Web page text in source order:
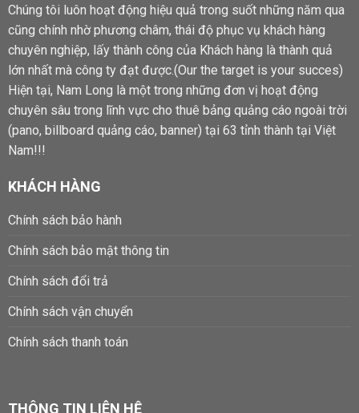
Chúng tôi luôn hoạt động hiệu quả trong suốt những năm qua
cũng chính nhờ phương châm, thái độ phục vụ khách hàng
chuyên nghiệp, lấy thành công của Khách hàng là thành quả
lớn nhất mà công ty đạt được.(Our the target is your succes)
Hiện tại, Nam Long là một trong những đơn vị hoạt động
chuyên sâu trong lĩnh vực cho thuê bảng quảng cáo ngoài trời
(pano, billboard quảng cáo, banner) tại 63 tỉnh thành tại Việt
Nam!!!
KHÁCH HÀNG
Chính sách bảo hành
Chính sách bảo mật thông tin
Chính sách đổi trả
Chính sách vận chuyển
Chính sách thanh toán
THÔNG TIN LIÊN HỆ